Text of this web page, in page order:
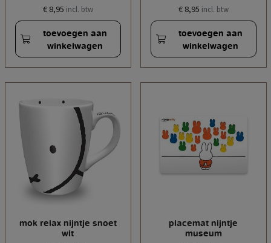
€ 8,95 incl. btw
toevoegen aan
winkelwagen
€ 8,95 incl. btw
toevoegen aan
winkelwagen
mok relax nijntje snoet
wit
placemat nijntje
museum